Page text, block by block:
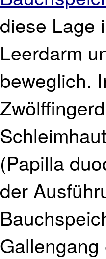
diese Lage
Leerdarm
beweglich.
(Papilla
der
Gallengang